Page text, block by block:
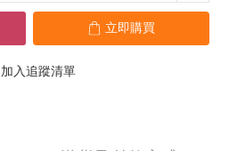
立即購買
加入追蹤清單